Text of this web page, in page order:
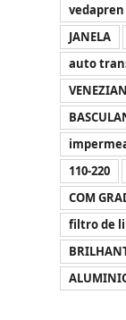
vedapren
JANELA
auto
110-220
COM
filtro de